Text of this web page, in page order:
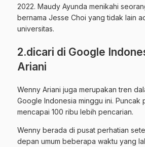
2022. Maudy Ayunda menikahi
bernama Jesse Choi yang tidak lain
universitas.
2.dicari di Google
Ariani
Wenny Ariani juga merupakan tren
Google Indonesia minggu ini. Puncak
mencapai 100 ribu lebih pencarian.
Wenny berada di pusat perhatian
depan umum beberapa waktu yang